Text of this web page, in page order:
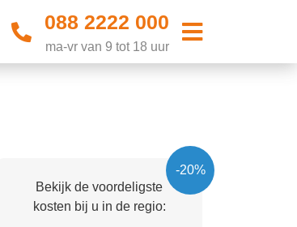
088 2222 000
ma-vr van 9 tot 18 uur
-20%
Bekijk de voordeligste
kosten bij u in de regio: